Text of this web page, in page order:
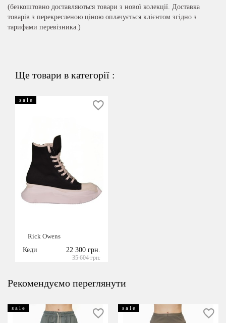
(безкоштовно доставляються товари з нової колекції. Доставка
товарів з перекресленою ціною оплачується клієнтом згідно з
тарифами перевізника.)
Ще товари в категорії :
s a l e
Rick Owens
Кеди
22 300 грн.
35 604 грн.
Рекомендуємо переглянути
s a l e s a l e